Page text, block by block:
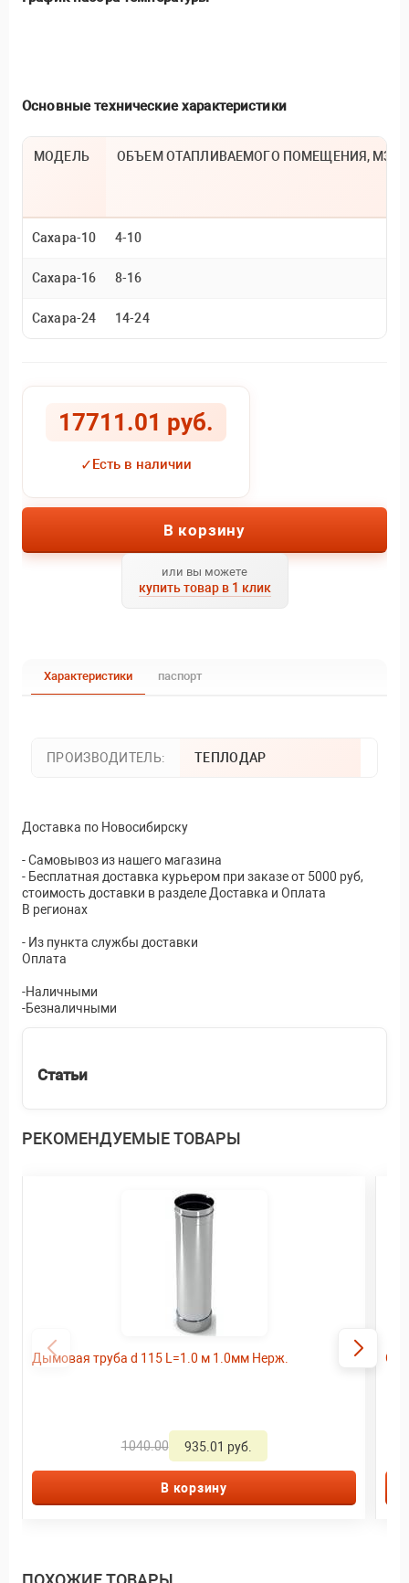
Основные технические характеристики
МОДЕЛЬ ОБЪЕМ ОТАПЛИВАЕМОГО ПОМЕЩЕНИЯ, М3
Сахара-10 4-10
Сахара-16 8-16
Сахара-24 14-24
17711.01 руб.
✓Есть в наличии
В корзину
или вы можете
купить товар в 1 клик
Характеристики паспорт
ПРОИЗВОДИТЕЛЬ: ТЕПЛОДАР
Доставка по Новосибирску
- Самовывоз из нашего магазина
- Бесплатная доставка курьером при заказе от 5000 руб,
стоимость доставки в разделе Доставка и Оплата
В регионах
- Из пункта службы доставки
Оплата
-Наличными
-Безналичными
Статьи
РЕКОМЕНДУЕМЫЕ ТОВАРЫ
Дымовая труба d 115 L=1.0 м 1.0мм Нерж.
1040.00 935.01 руб.
В корзину